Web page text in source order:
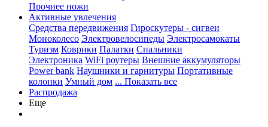
Прочиее ножи
Активные увлечения
Средства передвижения Гироскутеры - сигвеи
Моноколесо Электровелосипеды Электросамокаты
Туризм Коврики Палатки Спальники
Электроника WiFi роутеры Внешние аккумуляторы
Power bank Наушники и гарнитуры Портативные
колонки Умный дом ... Показать все
Распродажа
Еще